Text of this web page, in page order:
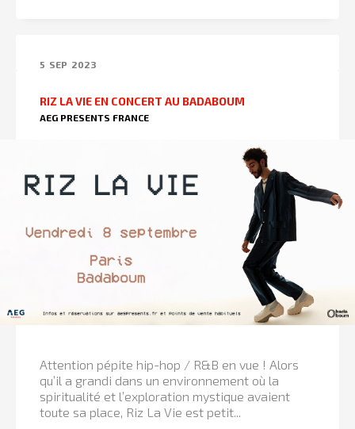
5 SEP 2023
RIZ LA VIE EN CONCERT AU BADABOUM
AEG PRESENTS FRANCE
Attention pépite hip-hop / R&B en vue ! Alors
qu’il a grandi dans un environnement où la
spiritualité et l’exploration mystique avaient
toute sa place, Riz La Vie est petit...